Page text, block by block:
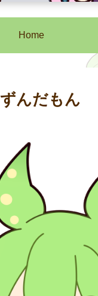
Home
んだもん